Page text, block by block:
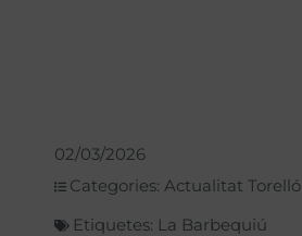
02/03/2026
Categories: Actualitat Torelló
Etiquetes: La Barbequiú